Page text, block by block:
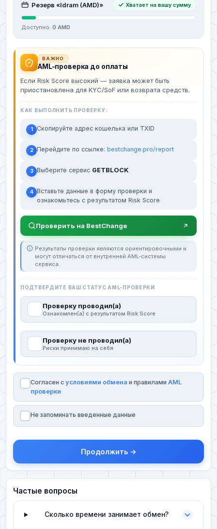
Резерв «Idram (AMD)» Хватает на вашу сумму
Доступно: 0 AMD
ВАЖНО
AML-проверка до оплаты
Если Risk Score высокий — заявка может быть
приостановлена для KYC/SoF или возврата средств.
КАК ВЫПОЛНИТЬ ПРОВЕРКУ:
1 Скопируйте адрес кошелька или TXID
2 Перейдите по ссылке: bestchange.pro/report
3 Выберите сервис GETBLOCK
4 Вставьте данные в форму проверки и
ознакомьтесь с результатом Risk Score
Проверить на BestChange
Результаты проверки являются ориентировочными и
могут отличаться от внутренней AML-системы
сервиса.
ПОДТВЕРДИТЕ ВАШ СТАТУС AML-ПРОВЕРКИ
Проверку проводил(а)
Ознакомлен(а) с результатом Risk Score
Проверку не проводил(а)
Риски принимаю на себя
Согласен с условиями обмена и правилами AML
проверки
Не запоминать введенные данные
Продолжить →
Частые вопросы
Сколько времени занимает обмен?